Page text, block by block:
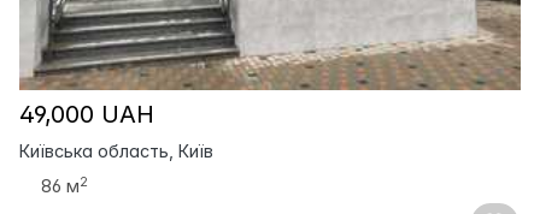
49,000 UAH
Київська область, Київ
86 м2